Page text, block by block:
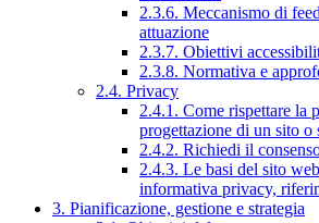
2.3.6. Meccanismo di
attuazione
2.3.7. Obiettivi
2.3.8. Normativa e
2.4. Privacy
2.4.1. Come rispettare la
progettazione di un sito
2.4.2. Richiedi il
2.4.3. Le basi del sito
informativa privacy,
3. Pianificazione, gestione e strategia